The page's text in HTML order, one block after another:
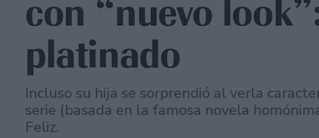
con “nuevo
platinado
Incluso su hija se sorprendió al verla
serie (basada en la famosa novela
Feliz.